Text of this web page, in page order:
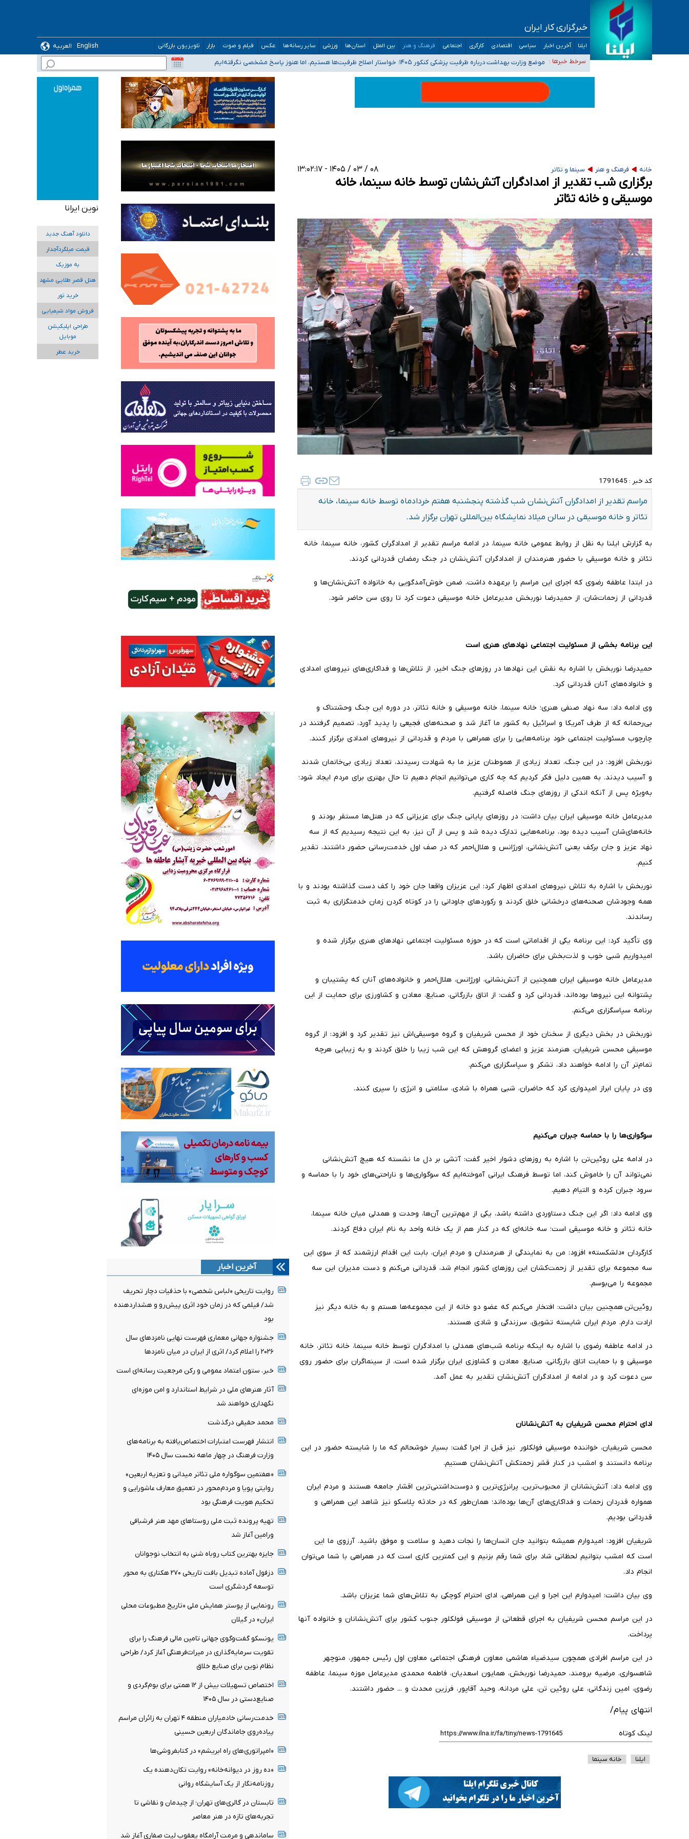
خبرگزاری کار ایران
ایلنا آخرین اخبار سیاسی اقتصادی کارگری اجتماعی فرهنگ و هنر بین الملل استان‌ها ورزشی سایر رسانه‌ها عکس فیلم و صوت بازار تلویزیون بازرگانی English
العربیه
سرخط خبرها :
۴۰ تا ۵۰ روز گرمای نسبی در پیش داریم/ دمای تهران به ۳۸ درجه می‌رسد
موضع وزارت بهداشت درباره ظرفیت پزشکی کنکور ۱۴۰۵: خواستار اصلاح ظرفیت‌ها هستیم، اما هنوز پاسخ مشخصی نگرفته‌ایم
تعویق آزمون ورودی دکترای تخصصی فرماندهی صحنه عملیات و دکترای تخصصی جغرافیای نظامی دافوس آجا
خبرنگاران راویان حقیقت با دغدغه نان، مسکن و بیمه
آخرین وضعیت شیوع عفونت‌های تنفسی در کشور/ خوزستان و کرمان بالاتر از آستانه هشدار
خانه فرهنگ و هنر سینما و تئاتر ۰۸ / ۰۳ / ۱۴۰۵ - ۱۳:۰۲:۱۷
برگزاری شب تقدیر از امدادگران آتش‌نشان توسط خانه سینما، خانه
موسیقی و خانه تئاتر
کد خبر : 1791645
مراسم تقدیر از امدادگران آتش‌نشان شب گذشته پنجشنبه هفتم خردادماه توسط خانه سینما، خانه
تئاتر و خانه موسیقی در سالن میلاد نمایشگاه بین‌المللی تهران برگزار شد.
به گزارش ایلنا به نقل از روابط عمومی خانه‌ سینما، در ادامه مراسم‌ تقدیر از امدادگران کشور، خانه سینما، خانه
تئاتر و خانه موسیقی با حضور هنرمندان از امدادگران آتش‌نشان در جنگ رمضان قدردانی کردند.
در ابتدا عاطفه رضوی که اجرای این مراسم را برعهده داشت، ضمن خوش‌‌آمدگویی به خانواده آتش‌نشان‌ها و
قدردانی از زحمات‌شان، از حمیدرضا نوربخش مدیرعامل خانه موسیقی دعوت کرد تا روی سن حاضر شود.
این برنامه بخشی از مسئولیت اجتماعی نهادهای هنری است
حمیدرضا نوربخش با اشاره به نقش این نهادها در روزهای جنگ اخیر، از تلاش‌ها و فداکاری‌های نیروهای امدادی
و خانواده‌های آنان قدردانی کرد.
وی ادامه داد: سه نهاد صنفی هنری؛ خانه سینما، خانه موسیقی و خانه تئاتر، در دوره این جنگ وحشتناک و
بی‌رحمانه که از طرف آمریکا و اسرائیل به کشور ما آغاز شد و صحنه‌های فجیعی را پدید آورد، تصمیم گرفتند در
چارچوب مسئولیت اجتماعی خود برنامه‌هایی را برای همراهی با مردم و قدردانی از نیروهای امدادی برگزار کنند.
نوربخش افزود: در این جنگ، تعداد زیادی از هموطنان عزیز ما به شهادت رسیدند، تعداد زیادی بی‌خانمان شدند
و آسیب دیدند. به همین دلیل فکر کردیم که چه کاری می‌توانیم انجام دهیم تا حال بهتری برای مردم ایجاد شود؛
به‌ویژه پس از آنکه اندکی از روزهای جنگ فاصله گرفتیم.
مدیرعامل خانه موسیقی ایران بیان داشت: در روزهای پایانی جنگ برای عزیزانی که در هتل‌ها مستقر بودند و
خانه‌های‌شان آسیب دیده بود، برنامه‌هایی تدارک دیده شد و پس از آن نیز، به این نتیجه رسیدیم که از سه
نهاد عزیز و جان‌ برکف یعنی آتش‌نشانی، اورژانس و هلال‌احمر که در صف اول خدمت‌رسانی حضور داشتند، تقدیر
کنیم.
نوربخش با اشاره به تلاش نیروهای امدادی اظهار کرد: این عزیزان واقعا جان خود را کف دست گذاشته بودند و با
همه وجودشان صحنه‌های درخشانی خلق کردند و رکوردهای جاودانی را در کوتاه کردن زمان خدمتگزاری به ثبت
رساندند.
وی تأکید کرد: این برنامه یکی از اقداماتی است که در حوزه مسئولیت اجتماعی نهادهای هنری برگزار شده و
امیدواریم شبی خوب و لذت‌بخش برای حاضران باشد.
مدیرعامل خانه موسیقی ایران همچنین از آتش‌نشانی، اورژانس، هلال‌احمر و خانواده‌های آنان که پشتیبان و
پشتوانه این نیروها بوده‌اند، قدردانی کرد و گفت: از اتاق بازرگانی، صنایع، معادن و کشاورزی برای حمایت از این
برنامه سپاسگزاری می‌کنم.
نوربخش در بخش دیگری از سخنان خود از محسن شریفیان و گروه موسیقی‌اش نیز تقدیر کرد و افزود: از گروه
موسیقی محسن شریفیان، هنرمند عزیز و اعضای گروهش که این شب زیبا را خلق کردند و به زیبایی هرچه
تمام‌تر آن را ادامه خواهند داد، تشکر و سپاسگزاری می‌کنم.
وی در پایان ابراز امیدواری کرد که حاضران، شبی همراه با شادی، سلامتی و انرژی را سپری کنند.
سوگواری‌ها را با حماسه جبران می‌کنیم
در ادامه علی روئین‌تن با اشاره به روزهای دشوار اخیر گفت: آتشی بر دل ما نشسته که هیچ آتش‌نشانی
نمی‌تواند آن را خاموش کند، اما توسط فرهنگ ایرانی آموخته‌ایم که سوگواری‌ها و ناراحتی‌های خود را با حماسه و
سرود جبران کرده و التیام دهیم.
وی ادامه داد: اگر این جنگ دستاوردی داشته باشد، یکی از مهم‌ترین آن‌ها، وحدت و همدلی میان خانه سینما،
خانه تئاتر و خانه موسیقی است؛ سه خانه‌ای که در کنار هم از یک خانه واحد به نام ایران دفاع کردند.
کارگردان «دلشکسته» افزود: من به نمایندگی از هنرمندان و مردم ایران، بابت این اقدام ارزشمند که از سوی این
سه مجموعه برای تقدیر از زحمت‌کشان این روزهای کشور انجام شد، قدردانی می‌کنم و دست مدیران این سه
مجموعه را می‌بوسم.
روئین‌تن همچنین بیان داشت: افتخار می‌کنم که عضو دو خانه از این مجموعه‌ها هستم و به خانه دیگر نیز
ارادت دارم. مردم ایران شایسته تشویق، سرزندگی و شادی هستند.
در ادامه عاطفه رضوی با اشاره به اینکه برنامه شب‌های همدلی با امدادگران توسط خانه سینما، خانه تئاتر، خانه
موسیقی و با حمایت اتاق بازرگانی، صنایع، معادن و کشاوزی ایران برگزار شده است، از سینماگران برای حضور روی
سن دعوت کرد و در ادامه از امدادگران آتش‌نشان تقدیر به عمل آمد.
ادای احترام محسن شریفیان به آتش‌نشانان
محسن شریفیان، خواننده موسیقی فولکلور نیز قبل از اجرا گفت: بسیار خوشحالم که ما را شایسته حضور در این
برنامه دانستند و امشب در کنار قشر زحمتکش آتش‌نشان هستیم.
وی ادامه داد: آتش‌نشانان از محبوب‌ترین، پرانرژی‌ترین و دوست‌داشتنی‌ترین اقشار جامعه هستند و مردم ایران
همواره قدردان زحمات و فداکاری‌های آن‌ها بوده‌اند؛ همان‌طور که در حادثه پلاسکو نیز شاهد این همراهی و
قدردانی بودیم.
شریفیان افزود: امیدوارم همیشه بتوانید جان انسان‌ها را نجات دهید و سلامت و موفق باشید. آرزوی ما این
است که امشب بتوانیم لحظاتی شاد برای شما رقم بزنیم و این کمترین کاری است که در همراهی با شما می‌توان
انجام داد.
وی بیان داشت: امیدوارم این اجرا و این همراهی، ادای احترام کوچکی به تلاش‌های شما عزیزان باشد.
در این مراسم محسن شریفیان به اجرای قطعاتی از موسیقی فولکلور جنوب کشور برای آتش‌نشانان و خانواده آنها
پرداخت.
در این مراسم افرادی همچون سیدضیاء هاشمی معاون فرهنگی اجتماعی معاون اول رئیس جمهور، منوچهر
شاهسواری، مرضیه برومند، حمیدرضا نوربخش، همایون اسعدیان، فاطمه محمدی مدیرعامل موزه سینما، عاطفه
رضوی، امین زندگانی، علی روئین تن، علی مردانه، وحید آقاپور، فرزین محدث و ... حضور داشتند.
انتهای پیام/
لینک کوتاه
ایلنا خانه سینما
آخرین اخبار
روایت تاریخی «لباس شخصی» با حذفیات دچار تحریف
شد/ فیلمی که در زمان خود اثری پیش‌رو و هشداردهنده
بود
جشنواره جهانی معماری فهرست نهایی نامزدهای سال
۲۰۲۶ را اعلام کرد/ اثری از ایران در میان نامزدها
خبر، ستون اعتماد عمومی و رکن مرجعیت رسانه‌ای است
آثار هنرهای ملی در شرایط استاندارد و امن موزه‌ای
نگهداری خواهند شد
محمد حقیقی درگذشت
انتشار فهرست اعتبارات اختصاص‌یافته به برنامه‌های
وزارت فرهنگ در چهار ماهه نخست سال ۱۴۰۵
«هفتمین سوگواره ملی تئاتر میدانی و تعزیه اربعین»
روایتی پویا و مردم‌محور در تعمیق معارف عاشورایی و
تحکیم هویت فرهنگی بود
تهیه پرونده ثبت ملی روستاهای مهد هنر فرشبافی
ورامین آغاز شد
جایزه بهترین کتاب روباه شنی به انتخاب نوجوانان
دزفول آماده تبدیل بافت تاریخی ۲۷۰ هکتاری به محور
توسعه گردشگری است
رونمایی از پوستر همایش ملی «تاریخ مطبوعات محلی
ایران» در گیلان
یونسکو گفت‌وگوی جهانی تامین مالی فرهنگ را برای
تقویت سرمایه‌گذاری در میراث‌فرهنگی آغاز کرد/ طراحی
نظام نوین برای صنایع خلاق
اختصاص تسهیلات بیش از ۱۲ همتی برای بوم‌گردی و
صنایع‌دستی در سال ۱۴۰۵
خدمت‌رسانی خادمیاران منطقه ۴ تهران به زائران مراسم
پیاده‌روی جاماندگان اربعین حسینی
«امپراتوری‌های راه ابریشم» در کتابفروشی‌ها
«ده روز در دیوانه‌خانه» روایت تکان‌دهنده یک
روزنامه‌نگار از یک آسایشگاه روانی
تابستان در گالری‌های تهران؛ از چیدمان و نقاشی تا
تجربه‌های تازه در هنر معاصر
ساماندهی و مرمت آرامگاه یعقوب لیث صفاری آغاز شد
نوین ایرانا
دانلود آهنگ جدید
قیمت میلگردآجدار
به موزیک
هتل قصر طلایی مشهد
خرید تور
فروش مواد شیمیایی
طراحی اپلیکیشن
موبایل
خرید عطر